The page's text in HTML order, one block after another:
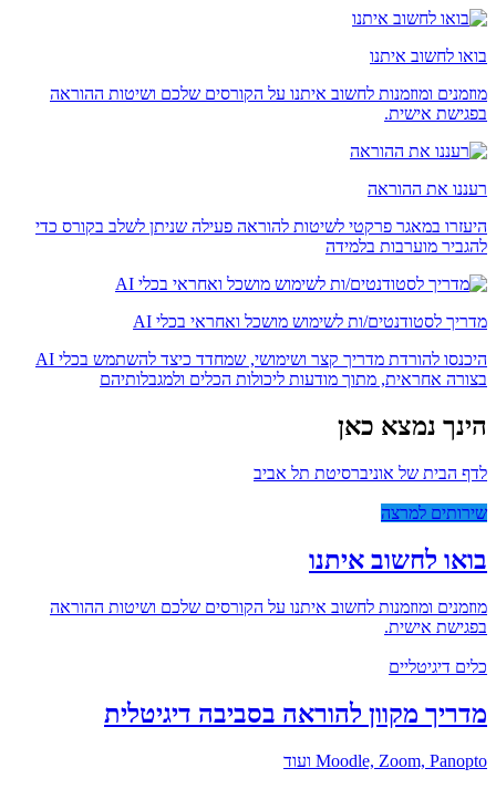
בואו לחשוב איתנו
מוזמנים ומוזמנות לחשוב איתנו על הקורסים שלכם ושיטות ההוראה
בפגישת אישית.
רעננו את ההוראה
היעזרו במאגר פרקטי לשיטות להוראה פעילה שניתן לשלב בקורס כדי
להגביר מוערבות בלמידה
מדריך לסטודנטים/ות לשימוש מושכל ואחראי בכלי AI
היכנסו להורדת מדריך קצר ושימושי, שמחדד כיצד להשתמש בכלי AI
בצורה אחראית, מתוך מודעות ליכולות הכלים ולמגבלותיהם
הינך נמצא כאן
לדף הבית של אוניברסיטת תל אביב
שירותים למרצה
בואו לחשוב איתנו
מוזמנים ומוזמנות לחשוב איתנו על הקורסים שלכם ושיטות ההוראה
בפגישת אישית.
כלים דיגיטליים
מדריך מקוון להוראה בסביבה דיגיטלית
Moodle, Zoom, Panopto ועוד